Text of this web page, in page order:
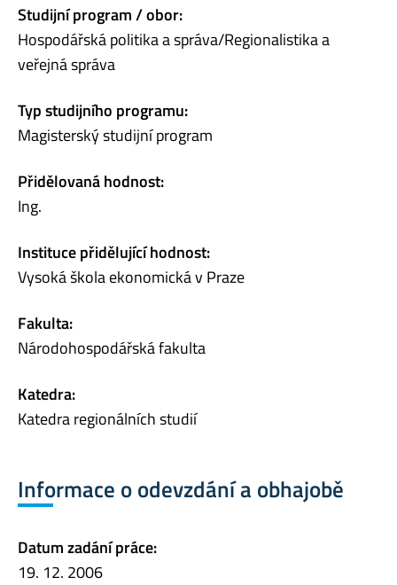
Studijní program / obor:
Hospodářská politika a správa/Regionalistika a
veřejná správa
Typ studijního programu:
Magisterský studijní program
Přidělovaná hodnost:
Ing.
Instituce přidělující hodnost:
Vysoká škola ekonomická v Praze
Fakulta:
Národohospodářská fakulta
Katedra:
Katedra regionálních studií
Informace o odevzdání a obhajobě
Datum zadání práce:
19. 12. 2006